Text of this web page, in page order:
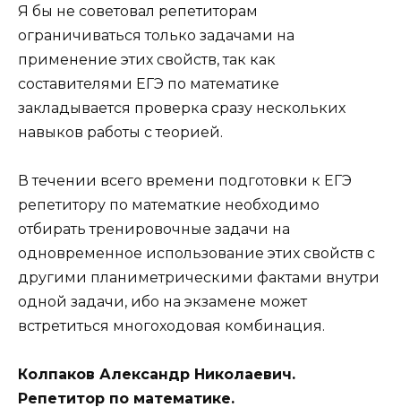
Я бы не советовал репетиторам
ограничиваться только задачами на
применение этих свойств, так как
составителями ЕГЭ по математике
закладывается проверка сразу нескольких
навыков работы с теорией.
В течении всего времени подготовки к ЕГЭ
репетитору по математкие необходимо
отбирать тренировочные задачи на
одновременное использование этих свойств с
другими планиметрическими фактами внутри
одной задачи, ибо на экзамене может
встретиться многоходовая комбинация.
Колпаков Александр Николаевич.
Репетитор по математике.